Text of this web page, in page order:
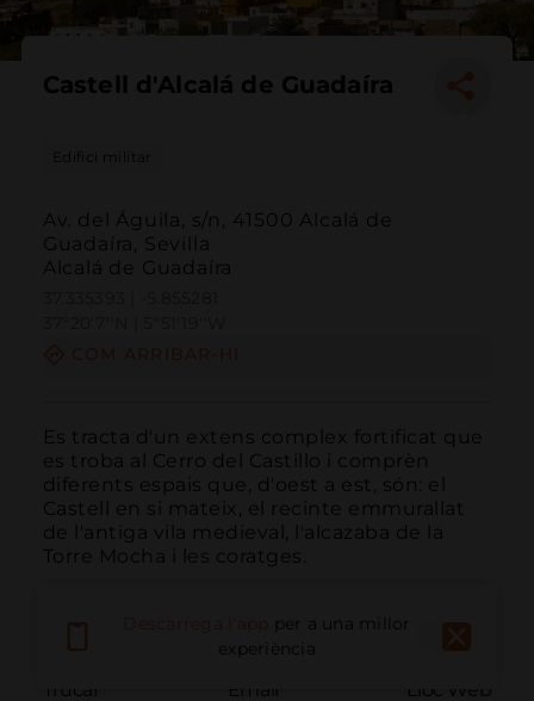
Castell d'Alcalá de Guadaíra
Edifici militar
Av. del Águila, s/n, 41500 Alcalá de
Guadaíra, Sevilla
Alcalá de Guadaíra
Es tracta d'un extens complex fortificat que
es troba al Cerro del Castillo i comprèn
diferents espais que, d'oest a est, són: el
Castell en si mateix, el recinte emmurallat
de l'antiga vila medieval, l'alcazaba de la
Torre Mocha i les coratges.
Trucar Email Lloc Web
per a una millor
experiència